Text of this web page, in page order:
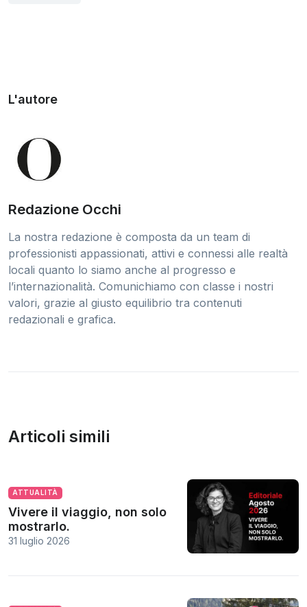
L'autore
Redazione Occhi
La nostra redazione è composta da un team di
professionisti appassionati, attivi e connessi alle realtà
locali quanto lo siamo anche al progresso e
l’internazionalità. Comunichiamo con classe i nostri
valori, grazie al giusto equilibrio tra contenuti
redazionali e grafica.
Articoli simili
ATTUALITÀ
Vivere il viaggio, non solo
mostrarlo.
31 luglio 2026